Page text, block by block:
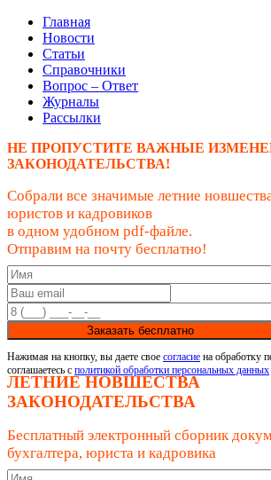
Главная
Новости
Статьи
Справочники
Вопрос – Ответ
Журналы
Рассылки
НЕ ПРОПУСТИТЕ ВАЖНЫЕ
ЗАКОНОДАТЕЛЬСТВА!
Собрали все значимые летние
юристов и кадровиков
в одном удобном pdf-файле.
Отправим на почту бесплатно!
Заказать бесплатно
Нажимая на кнопку, вы даете свое согласие на обработку
соглашаетесь с политикой обработки персональных данных
ЛЕТНИЕ НОВШЕСТВА
ЗАКОНОДАТЕЛЬСТВА
Бесплатный электронный сборник
бухгалтера, юриста и кадровика